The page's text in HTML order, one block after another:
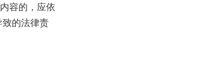
容的，应依
的法律责